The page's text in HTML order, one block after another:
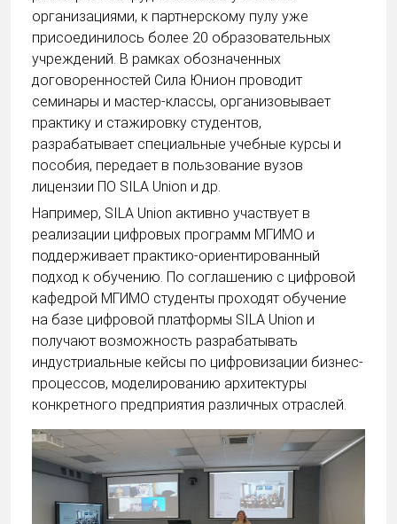
организациями, к партнерскому пулу уже
присоединилось более 20 образовательных
учреждений. В рамках обозначенных
договоренностей Сила Юнион проводит
семинары и мастер-классы, организовывает
практику и стажировку студентов,
разрабатывает специальные учебные курсы и
пособия, передает в пользование вузов
лицензии ПО SILA Union и др.
Например, SILA Union активно участвует в
реализации цифровых программ МГИМО и
поддерживает практико-ориентированный
подход к обучению. По соглашению с цифровой
кафедрой МГИМО студенты проходят обучение
на базе цифровой платформы SILA Union и
получают возможность разрабатывать
индустриальные кейсы по цифровизации бизнес-
процессов, моделированию архитектуры
конкретного предприятия различных отраслей.